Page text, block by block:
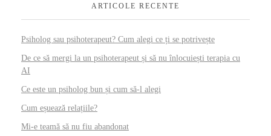
ARTICOLE RECENTE
Psiholog sau psihoterapeut? Cum alegi ce ți se potrivește
De ce să mergi la un psihoterapeut și să nu înlocuiești terapia cu
AI
Ce este un psiholog bun și cum să-l alegi
Cum eșuează relațiile?
Mi-e teamă să nu fiu abandonat